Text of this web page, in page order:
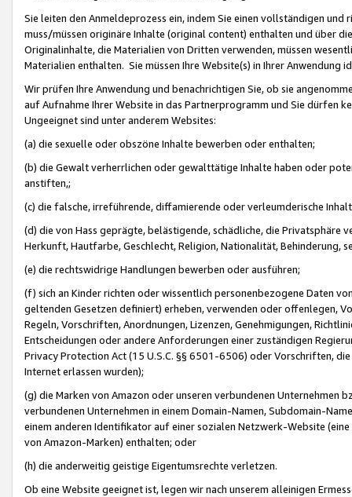
Sie leiten den Anmeldeprozess ein, indem Sie einen vollständigen
muss/müssen originäre Inhalte (original content) enthalten und über
Originalinhalte, die Materialien von Dritten verwenden, müssen
Materialien enthalten. Sie müssen Ihre Website(s) in Ihrer Anwendung
Wir prüfen Ihre Anwendung und benachrichtigen Sie, ob sie
auf Aufnahme Ihrer Website in das Partnerprogramm und Sie dürfen
Ungeeignet sind unter anderem Websites:
(a) die sexuelle oder obszöne Inhalte bewerben oder enthalten;
(b) die Gewalt verherrlichen oder gewalttätige Inhalte haben oder
anstiften,;
(c) die falsche, irreführende, diffamierende oder verleumderische
(d) die von Hass geprägte, belästigende, schädliche, die Privatsphäre
Herkunft, Hautfarbe, Geschlecht, Religion, Nationalität, Behinderung,
(e) die rechtswidrige Handlungen bewerben oder ausführen;
(f) sich an Kinder richten oder wissentlich personenbezogene Daten
geltenden Gesetzen definiert) erheben, verwenden oder offenlegen,
Regeln, Vorschriften, Anordnungen, Lizenzen, Genehmigungen,
Entscheidungen oder andere Anforderungen einer zuständigen
Privacy Protection Act (15 U.S.C. §§ 6501-6506) oder Vorschriften,
Internet erlassen wurden);
(g) die Marken von Amazon oder unseren verbundenen Unternehmen
verbundenen Unternehmen in einem Domain-Namen, Subdomain-
einem anderen Identifikator auf einer sozialen Netzwerk-Website
von Amazon-Marken) enthalten; oder
(h) die anderweitig geistige Eigentumsrechte verletzen.
Ob eine Website geeignet ist, legen wir nach unserem alleinigen